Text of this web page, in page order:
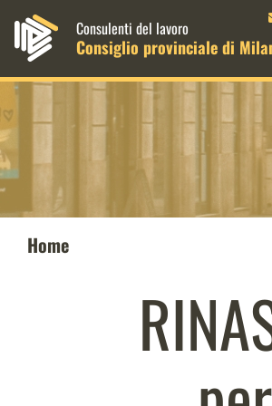
Menu principale
Consulenti del lavoro
Consiglio provinciale di
Home